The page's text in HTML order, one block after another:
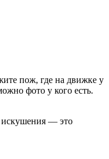
пож, где на движке у
фото у кого есть.
искушения — это